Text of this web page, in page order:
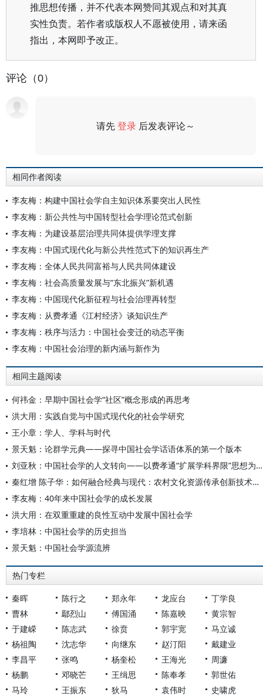
推思想传播，并不代表本网赞同其观点和对其真
实性负责。若作者或版权人不愿被使用，请来函
指出，本网即予改正。
评论（0）
请先登录 后发表评论～
相同作者阅读
李友梅：构建中国社会学自主知识体系要突出人民性
李友梅：新公共性与中国转型社会学理论范式创新
李友梅：为建设基层治理共同体提供学理支撑
李友梅：中国式现代化与新公共性范式下的知识再生产
李友梅：全体人民共同富裕与人民共同体建设
李友梅：社会高质量发展与“东北振兴”新机遇
李友梅：中国现代化新征程与社会治理再转型
李友梅：从费孝通《江村经济》谈知识生产
李友梅：秩序与活力：中国社会变迁的动态平衡
李友梅：中国社会治理的新内涵与新作为
相同主题阅读
何祎金：早期中国社会学“社区”概念形成的再思考
洪大用：实践自觉与中国式现代化的社会学研究
王小章：学人、学科与时代
景天魁：论群学元典——探寻中国社会学话语体系的第一个版本
刘亚秋：中国社会学的人文转向——以费孝通“扩展学科界限”思想为基础
秦红增 陈子华：如何融合经典与现代：农村文化资源传承创新技术方略讨论
李友梅：40年来中国社会学的成长发展
洪大用：在双重重建的良性互动中发展中国社会学
李培林：中国社会学的历史担当
景天魁：中国社会学源流辨
热门专栏
秦晖 陈行之 郑永年 龙应台
丁学良
曹林
鄢烈山 傅国涌 陈嘉映
黄宗智
于建嵘
陈志武 徐贲 郭宇宽
马立诚
杨祖陶
沈志华 向继东 赵汀阳
戴建业
李昌平
张鸣 杨奎松 王海光
周濂
杨鹏
邓晓芒 王缉思 陈奉孝
郭世佑
马玲
王振东 狄马 袁伟时 史啸虎